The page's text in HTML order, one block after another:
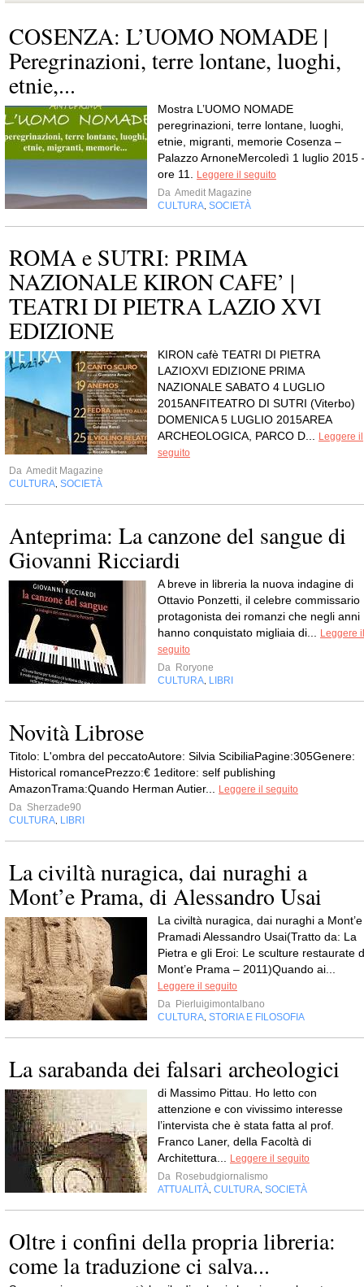
COSENZA: L’UOMO NOMADE |
Peregrinazioni, terre lontane, luoghi,
etnie,...
Mostra L’UOMO NOMADE
peregrinazioni, terre lontane, luoghi,
etnie, migranti, memorie Cosenza –
Palazzo ArnoneMercoledì 1 luglio 2015
ore 11.
Leggere il seguito
Da Amedit Magazine
CULTURA SOCIETÀ
ROMA e SUTRI: PRIMA
NAZIONALE KIRON CAFE’ |
TEATRI DI PIETRA LAZIO XVI
EDIZIONE
KIRON cafè TEATRI DI PIETRA
LAZIOXVI EDIZIONE PRIMA
NAZIONALE SABATO 4 LUGLIO
2015ANFITEATRO DI SUTRI (Viterbo)
DOMENICA 5 LUGLIO 2015AREA
ARCHEOLOGICA, PARCO D...
Leggere il
seguito
Da Amedit Magazine
CULTURA SOCIETÀ
Anteprima: La canzone del sangue di
Giovanni Ricciardi
A breve in libreria la nuova indagine di
Ottavio Ponzetti, il celebre commissario
protagonista dei romanzi che negli anni
hanno conquistato migliaia di...
Leggere il
seguito
Da Roryone
CULTURA LIBRI
Novità Librose
Titolo: L'ombra del peccatoAutore: Silvia ScibiliaPagine:305Genere:
Historical romancePrezzo:€ 1editore: self publishing
AmazonTrama:Quando Herman Autier...
Leggere il seguito
Da Sherzade90
CULTURA LIBRI
La civiltà nuragica, dai nuraghi a
Mont’e Prama, di Alessandro Usai
La civiltà nuragica, dai nuraghi a Mont’e
Pramadi Alessandro Usai(Tratto da: La
Pietra e gli Eroi: Le sculture restaurate
Mont’e Prama – 2011)Quando ai...
Leggere il seguito
Da Pierluigimontalbano
CULTURA STORIA E FILOSOFIA
La sarabanda dei falsari archeologici
di Massimo Pittau. Ho letto con
attenzione e con vivissimo interesse
l’intervista che è stata fatta al prof.
Franco Laner, della Facoltà di
Architettura...
Leggere il seguito
Da Rosebudgiornalismo
ATTUALITÀ CULTURA SOCIETÀ
Oltre i confini della propria libreria:
come la traduzione ci salva...